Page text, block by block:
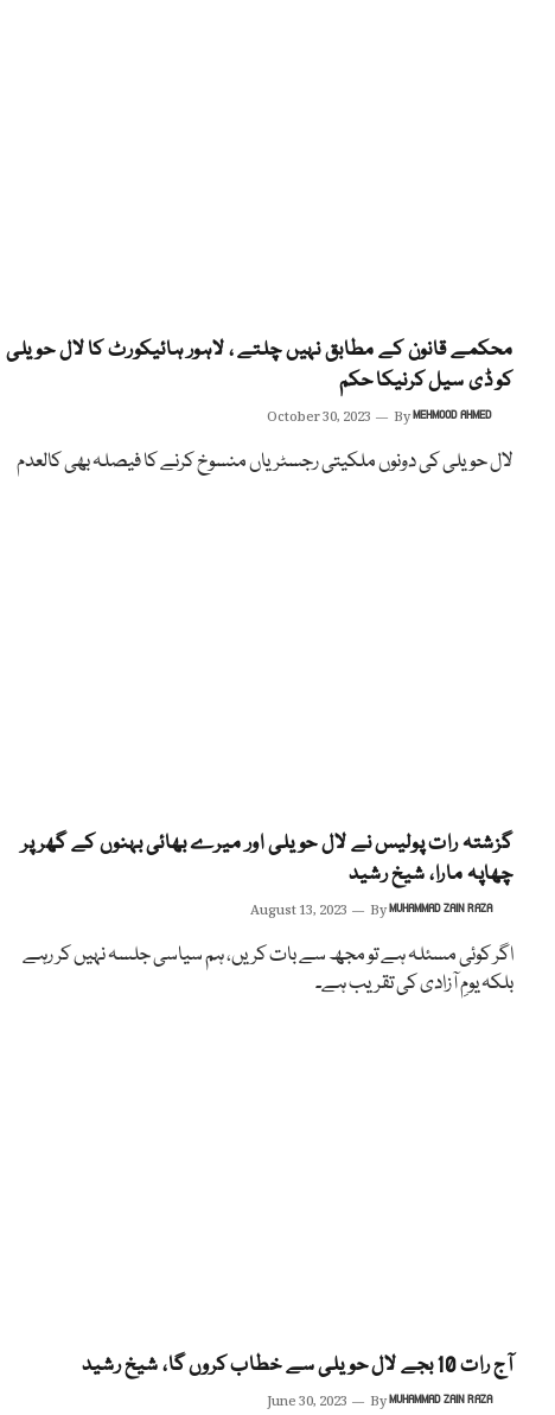
محکمے قانون کے مطابق نہیں چلتے ، لاہور ہائیکورٹ کا لال حویلی
کو ڈی سیل کرنیکا حکم
October 30, 2023 ByMEHMOOD AHMED
لال حویلی کی دونوں ملکیتی رجسٹریاں منسوخ کرنے کا فیصلہ بھی کالعدم
گزشتہ رات پولیس نے لال حویلی اور میرے بھائی بہنوں کے گھر پر
چھاپہ مارا، شیخ رشید
August 13, 2023 ByMUHAMMAD ZAIN RAZA
اگر کوئی مسئلہ ہے تو مجھ سے بات کریں، ہم سیاسی جلسہ نہیں کر رہے
بلکہ یومِ آزادی کی تقریب ہے۔
آج رات 10 بجے لال حویلی سے خطاب کروں گا، شیخ رشید
June 30, 2023 ByMUHAMMAD ZAIN RAZA